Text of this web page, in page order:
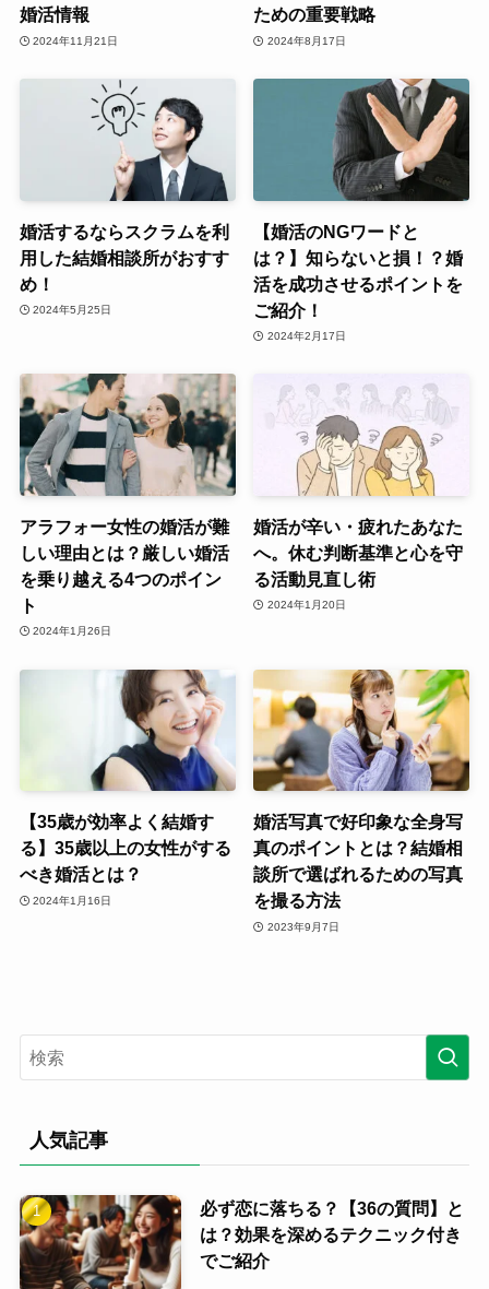
婚活情報
2024年11月21日
ための重要戦略
2024年8月17日
婚活するならスクラムを利
用した結婚相談所がおすす
め！
2024年5月25日
【婚活のNGワードと
は？】知らないと損！？婚
活を成功させるポイントを
ご紹介！
2024年2月17日
アラフォー女性の婚活が難
しい理由とは？厳しい婚活
を乗り越える4つのポイン
ト
2024年1月26日
婚活が辛い・疲れたあなた
へ。休む判断基準と心を守
る活動見直し術
2024年1月20日
【35歳が効率よく結婚す
る】35歳以上の女性がする
べき婚活とは？
2024年1月16日
婚活写真で好印象な全身写
真のポイントとは？結婚相
談所で選ばれるための写真
を撮る方法
2023年9月7日
人気記事
必ず恋に落ちる？【36の質問】と
は？効果を深めるテクニック付き
でご紹介